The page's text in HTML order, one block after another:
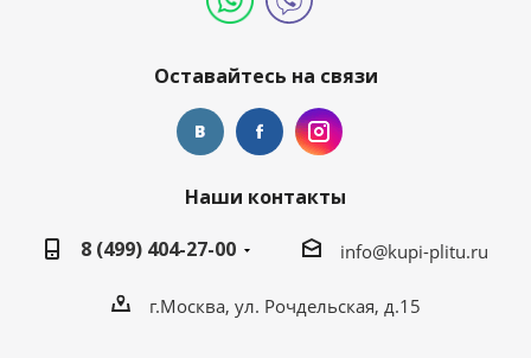
Оставайтесь на связи
Наши контакты
8 (499) 404-27-00
info@kupi-plitu.ru
г.Москва, ул. Рочдельская, д.15